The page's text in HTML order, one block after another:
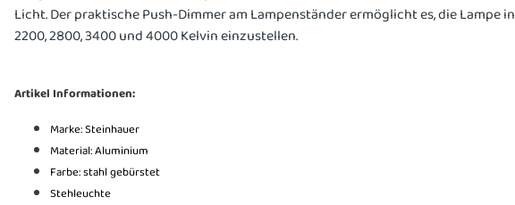
Licht. Der praktische Push-Dimmer am Lampenständer ermöglicht es, die
2200, 2800, 3400 und 4000 Kelvin einzustellen.
Artikel Informationen:
Marke: Steinhauer
Material: Aluminium
Farbe: stahl gebürstet
Stehleuchte